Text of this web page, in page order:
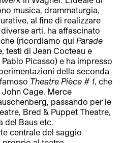
musica, drammaturgia,
al fine di realizzare
arti, ha affascinato
(ricordiamo quiParade
testi di Jean Cocteau e
Picasso) e ha impresso
della seconda
Theatre Pièce # 1, che
Cage, Merce
passando per le
Bred & Puppet Theatre,
del Baus etc.
centrale del saggio